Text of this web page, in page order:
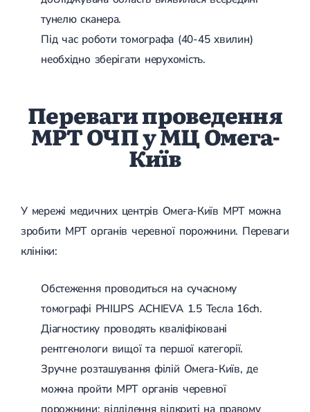
тунелю сканера.
Під час роботи томографа (40-45 хвилин)
необхідно зберігати нерухомість.
Переваги проведення
МРТ ОЧП у МЦ Омега-
Київ
У мережі медичних центрів Омега-Київ МРТ можна
зробити МРТ органів черевної порожнини. Переваги
клініки:
Обстеження проводиться на сучасному
томографі PHILIPS ACHIEVA 1.5 Тесла 16ch.
Діагностику проводять кваліфіковані
рентгенологи вищої та першої категорії.
Зручне розташування філій Омега-Київ, де
можна пройти МРТ органів черевної